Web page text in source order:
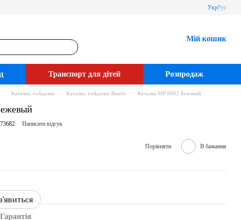
УкрРус
Мій кошик
Транспорт для дітей Розпродаж
Каталки, гойдалки Каталки, гойдалки Bambi Качалка MP 0082 Бежевый
Написати відгук
Порівняти В бажання
Гарантія